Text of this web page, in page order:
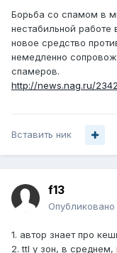
Борьба со спамом в
нестабильной работе
новое средство
немедленно
спамеров.
http://news.nag.ru/2342
Вставить ник
f13
Опубликовано
1. автор знает про
2. ttl у зон, в